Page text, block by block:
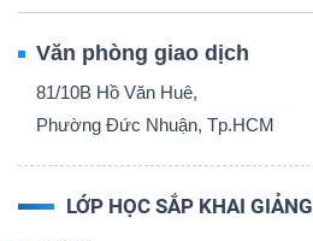
Văn phòng giao dịch
81/10B Hồ Văn Huê,
Phường Đức Nhuận, Tp.HCM
LỚP HỌC SẮP KHAI GIẢNG